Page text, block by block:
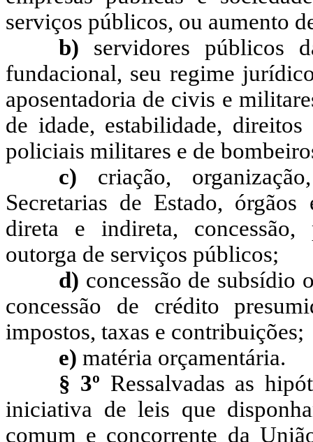
serviços públicos, ou aumento
b) servidores públicos
fundacional, seu regime
aposentadoria de civis e
de idade, estabilidade,
policiais militares e de
c) criação,
Secretarias de Estado,
direta e indireta, concessão,
outorga de serviços públicos;
d) concessão de subsídio
concessão de crédito
impostos, taxas e contribuições;
e) matéria orçamentária.
§ 3º Ressalvadas as
iniciativa de leis que
comum e concorrente da